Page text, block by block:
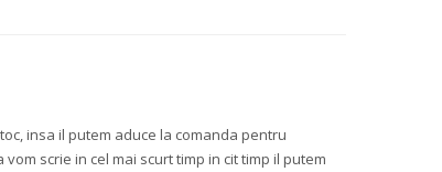
insa il putem aduce la comanda pentru
scrie in cel mai scurt timp in cit timp il putem